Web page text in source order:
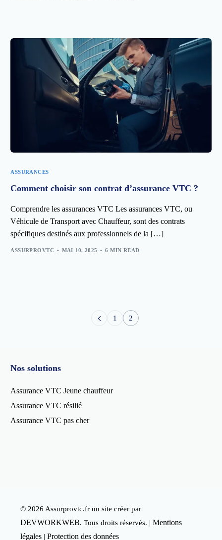
ASSURANCES
Comment choisir son contrat d’assurance VTC ?
Comprendre les assurances VTC Les assurances VTC, ou
Véhicule de Transport avec Chauffeur, sont des contrats
spécifiques destinés aux professionnels de la […]
ASSURPROVTC MAI 10, 2025 6 MIN READ
1 2
Nos solutions
Assurance VTC Jeune chauffeur
Assurance VTC résilié
Assurance VTC pas cher
© 2026 Assurprovtc.fr un site créer par
DEVWORKWEB. Tous droits réservés. |Mentions
légales |Protection des données